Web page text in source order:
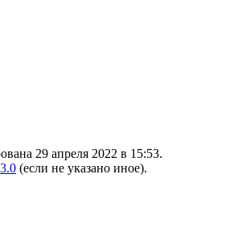
29 апреля 2022 в 15:53.
(если не указано иное).